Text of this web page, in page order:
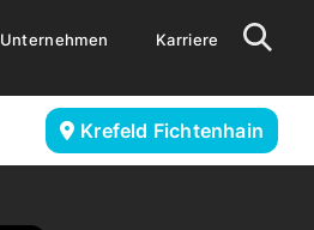
Unternehmen Karriere
Krefeld Fichtenhain